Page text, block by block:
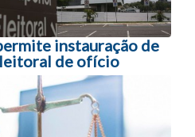
instauração de
de ofício